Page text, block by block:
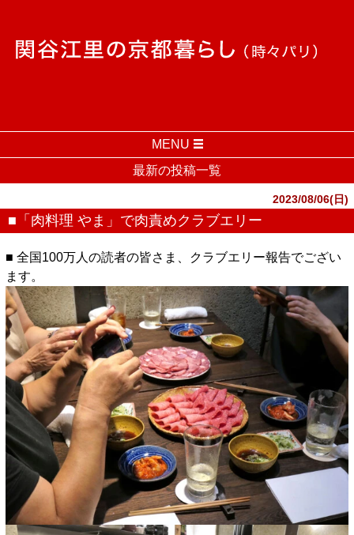
MENU
最新の投稿一覧
2023/08/06(日)
■「肉料理 やま」で肉責めクラブエリー
■ 全国100万人の読者の皆さま、クラブエリー報告でござい
ます。